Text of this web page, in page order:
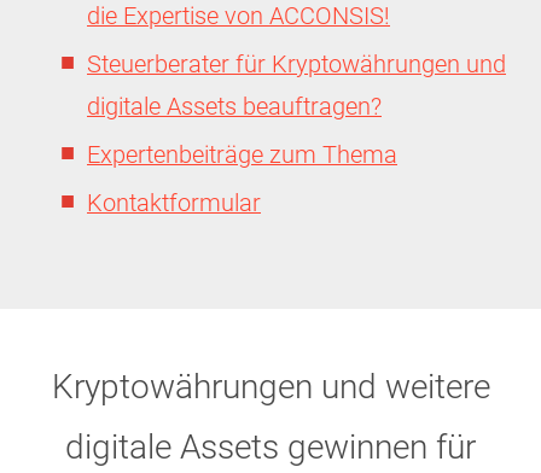
die Expertise von ACCONSIS!
Steuerberater für Kryptowährungen und
digitale Assets beauftragen?
Expertenbeiträge zum Thema
Kontaktformular
Kryptowährungen und weitere
digitale Assets gewinnen für